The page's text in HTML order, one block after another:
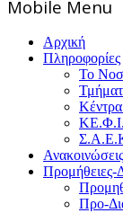
Mοbile Menu
Αρχική
Πληροφορίες
Το
Κέντρα
Ανακοινώσεις
Προμήθειες-
Προ-